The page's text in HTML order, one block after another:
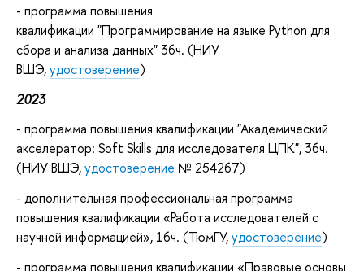
- программа повышения
квалификации "Программирование на языке Python для
сбора и анализа данных" 36ч. (НИУ
ВШЭ,удостоверение)
2023
- программа повышения квалификации "Академический
акселератор: Soft Skills для исследователя ЦПК", 36ч.
(НИУ ВШЭ,удостоверение № 254267)
- дополнительная профессиональная программа
повышения квалификации «Работа исследователей с
научной информацией», 16ч. (ТюмГУ,удостоверение)
- программа повышения квалификации «Правовые основы